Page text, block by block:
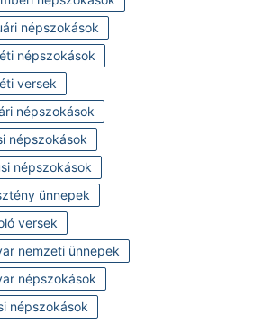
népszokások
népszokások
versek
népszokások
népszokások
népszokások
ünnepek
versek
nemzeti ünnepek
népszokások
népszokások